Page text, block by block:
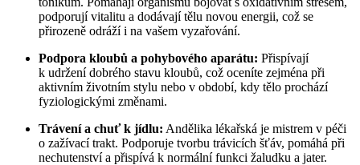
podporují vitalitu a dodávají tělu novou energii, což se
přirozeně odráží i na vašem vyzařování.
Podpora kloubů a pohybového aparátu: Přispívají
k udržení dobrého stavu kloubů, což oceníte zejména při
aktivním životním stylu nebo v období, kdy tělo prochází
fyziologickými změnami.
Trávení a chuť k jídlu: Andělika lékařská je mistrem v péči
o zažívací trakt. Podporuje tvorbu trávicích šťáv, pomáhá při
nechutenství a přispívá k normální funkci žaludku a jater.